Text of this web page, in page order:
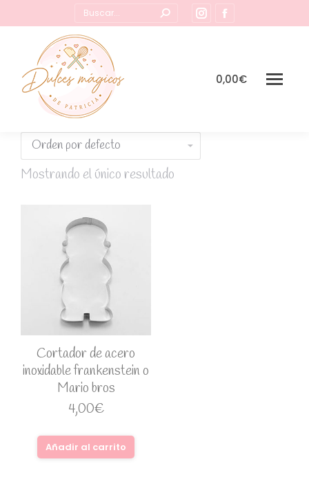
Buscar:
Instagram
page
new
page
in
0,00€
Mostrando el único resultado
Cortador de acero
inoxidable frankenstein o
Mario bros
4,00€
Añadir al carrito